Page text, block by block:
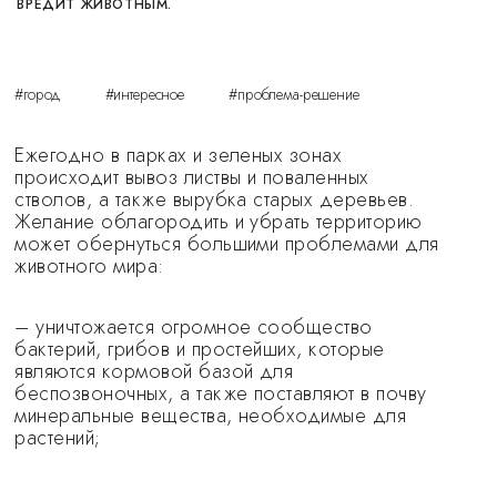
ВРЕДИТ ЖИВОТНЫМ.
#город #интересное #проблема-решение
Ежегодно в парках и зеленых зонах
происходит вывоз листвы и поваленных
стволов, а также вырубка старых деревьев.
Желание облагородить и убрать территорию
может обернуться большими проблемами для
животного мира:
– уничтожается огромное сообщество
бактерий, грибов и простейших, которые
являются кормовой базой для
беспозвоночных, а также поставляют в почву
минеральные вещества, необходимые для
растений;